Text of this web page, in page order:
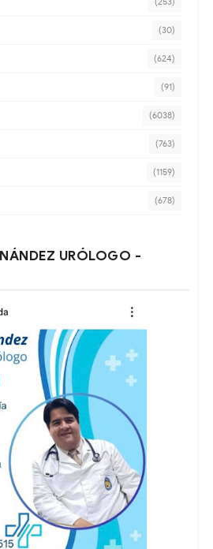
(30)
(624)
(91)
(6038)
(763)
(1159)
(678)
URÓLOGO -